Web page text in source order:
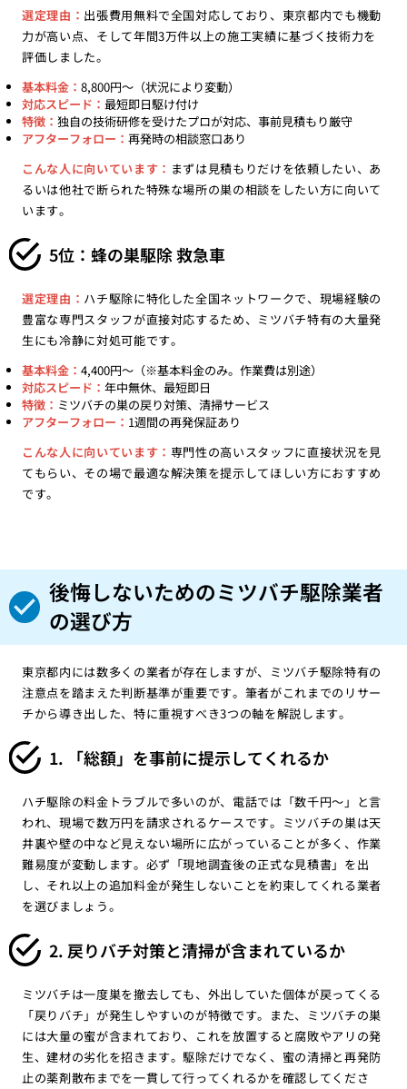
選定理由： 出張費用無料で全国対応しており、東京都内でも機動
力が高い点、そして年間3万件以上の施工実績に基づく技術力を
評価しました。
基本料金： 8,800円〜（状況により変動）
対応スピード： 最短即日駆け付け
特徴： 独自の技術研修を受けたプロが対応、事前見積もり厳守
アフターフォロー： 再発時の相談窓口あり
こんな人に向いています： まずは見積もりだけを依頼したい、あ
るいは他社で断られた特殊な場所の巣の相談をしたい方に向いて
います。
5位：蜂の巣駆除 救急車
選定理由： ハチ駆除に特化した全国ネットワークで、現場経験の
豊富な専門スタッフが直接対応するため、ミツバチ特有の大量発
生にも冷静に対処可能です。
基本料金： 4,400円〜（※基本料金のみ。作業費は別途）
対応スピード： 年中無休、最短即日
特徴： ミツバチの巣の戻り対策、清掃サービス
アフターフォロー： 1週間の再発保証あり
こんな人に向いています： 専門性の高いスタッフに直接状況を見
てもらい、その場で最適な解決策を提示してほしい方におすすめ
です。
後悔しないためのミツバチ駆除業者
の選び方
東京都内には数多くの業者が存在しますが、ミツバチ駆除特有の
注意点を踏まえた判断基準が重要です。筆者がこれまでのリサー
チから導き出した、特に重視すべき3つの軸を解説します。
1. 「総額」を事前に提示してくれるか
ハチ駆除の料金トラブルで多いのが、電話では「数千円〜」と言
われ、現場で数万円を請求されるケースです。ミツバチの巣は天
井裏や壁の中など見えない場所に広がっていることが多く、作業
難易度が変動します。必ず「現地調査後の正式な見積書」を出
し、それ以上の追加料金が発生しないことを約束してくれる業者
を選びましょう。
2. 戻りバチ対策と清掃が含まれているか
ミツバチは一度巣を撤去しても、外出していた個体が戻ってくる
「戻りバチ」が発生しやすいのが特徴です。また、ミツバチの巣
には大量の蜜が含まれており、これを放置すると腐敗やアリの発
生、建材の劣化を招きます。駆除だけでなく、蜜の清掃と再発防
止の薬剤散布までを一貫して行ってくれるかを確認してくださ